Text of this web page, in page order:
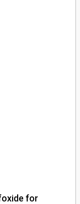
for